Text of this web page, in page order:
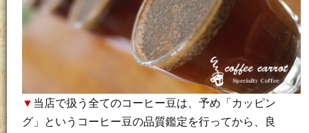
▼ 当店で扱う全てのコーヒー豆は、予め「カッピン
グ」というコーヒー豆の品質鑑定を行ってから、良